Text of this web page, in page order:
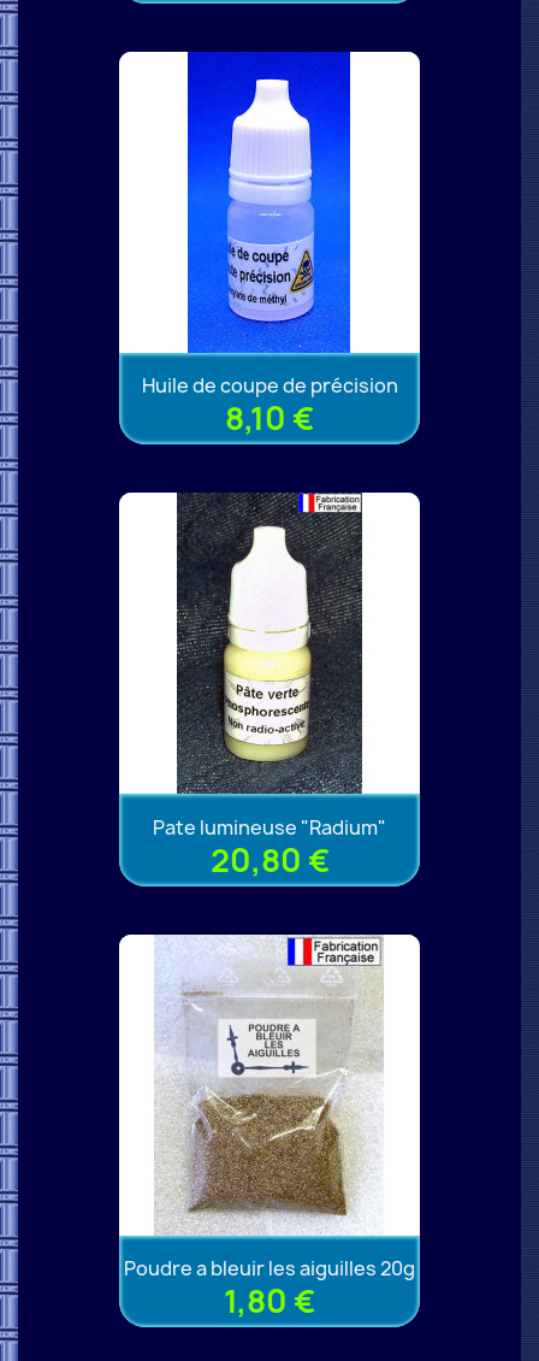
Huile de coupe de précision
8,10 €
Pate lumineuse "Radium"
20,80 €
Poudre a bleuir les aiguilles 20g
1,80 €